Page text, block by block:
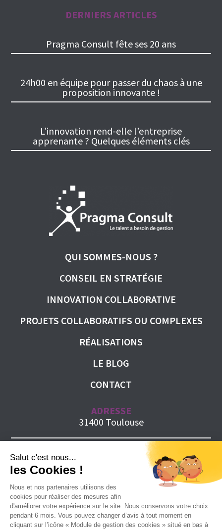
DERNIERS ARTICLES
Pragma Consult fête ses 20 ans
24h00 en équipe pour passer du chaos à une
proposition innovante !
L’innovation rend-elle l’entreprise
apprenante ? Quelques éléments clés
QUI SOMMES-NOUS ?
CONSEIL EN STRATÉGIE
INNOVATION COLLABORATIVE
PROJETS COLLABORATIFS OU COMPLEXES
RÉALISATIONS
LE BLOG
CONTACT
ADRESSE
31400 Toulouse
MAIL
e.prochilo@pragma-consult.fr
06 63 26 49 49
Salut c'est nous...
les Cookies !
Nous et nos partenaires utilisons des
cookies pour réaliser des mesures afin
d'améliorer votre expérience sur le site. Nous conservons votre choix
pendant 6 mois. Vous pouvez changer d’avis à tout moment en
cliquant sur l’icône « Module de gestion des cookies » situé en bas à